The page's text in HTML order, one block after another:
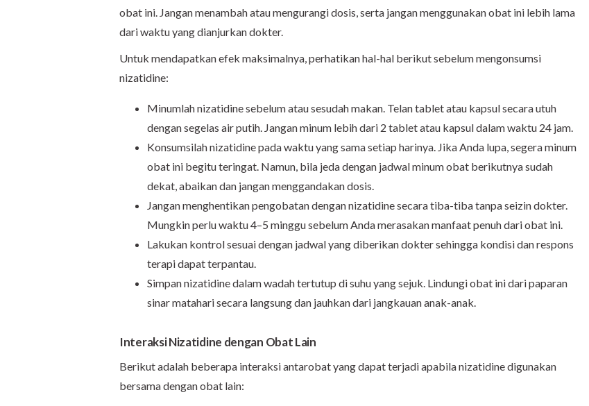
obat ini. Jangan menambah atau mengurangi dosis, serta jangan menggunakan obat ini lebih lama
dari waktu yang dianjurkan dokter.
Untuk mendapatkan efek maksimalnya, perhatikan hal-hal berikut sebelum mengonsumsi
nizatidine:
Minumlah nizatidine sebelum atau sesudah makan. Telan tablet atau kapsul secara utuh
dengan segelas air putih. Jangan minum lebih dari 2 tablet atau kapsul dalam waktu 24 jam.
Konsumsilah nizatidine pada waktu yang sama setiap harinya. Jika Anda lupa, segera minum
obat ini begitu teringat. Namun, bila jeda dengan jadwal minum obat berikutnya sudah
dekat, abaikan dan jangan menggandakan dosis.
Jangan menghentikan pengobatan dengan nizatidine secara tiba-tiba tanpa seizin dokter.
Mungkin perlu waktu 4–5 minggu sebelum Anda merasakan manfaat penuh dari obat ini.
Lakukan kontrol sesuai dengan jadwal yang diberikan dokter sehingga kondisi dan respons
terapi dapat terpantau.
Simpan nizatidine dalam wadah tertutup di suhu yang sejuk. Lindungi obat ini dari paparan
sinar matahari secara langsung dan jauhkan dari jangkauan anak-anak.
Interaksi Nizatidine dengan Obat Lain
Berikut adalah beberapa interaksi antarobat yang dapat terjadi apabila nizatidine digunakan
bersama dengan obat lain: